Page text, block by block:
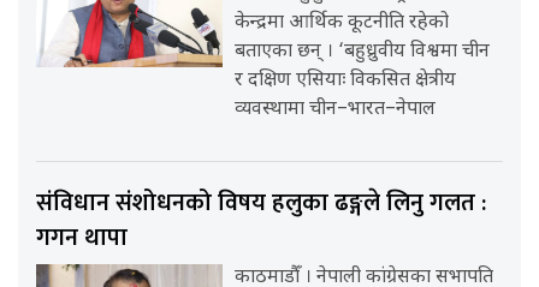
केन्द्रमा आर्थिक कूटनीति रहेको
बताएका छन् । ‘बहुध्रुवीय विश्वमा चीन
र दक्षिण एसियाः विकसित क्षेत्रीय
व्यवस्थामा चीन–भारत–नेपाल
संविधान संशोधनको विषय हलुका ढङ्गले लिनु गलत :
गगन थापा
काठमाडौँ । नेपाली कांग्रेसका सभापति